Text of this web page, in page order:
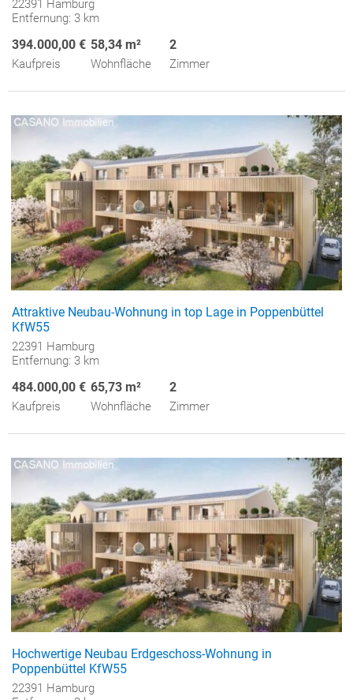
22391 Hamburg
Entfernung: 3 km
394.000,00 €
Kaufpreis
58,34 m²
Wohnfläche
2
Zimmer
Attraktive Neubau-Wohnung in top Lage in Poppenbüttel
KfW55
22391 Hamburg
Entfernung: 3 km
484.000,00 €
Kaufpreis
65,73 m²
Wohnfläche
2
Zimmer
Hochwertige Neubau Erdgeschoss-Wohnung in
Poppenbüttel KfW55
22391 Hamburg